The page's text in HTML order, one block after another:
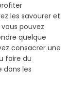
les savourer et
pouvez
quelque
consacrer une
faire du
dans les